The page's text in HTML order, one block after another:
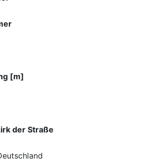
[m]
der Straße